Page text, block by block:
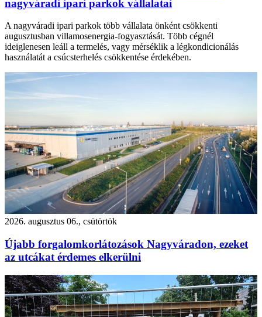
nagyváradi ipari parkok vállalatai
A nagyváradi ipari parkok több vállalata önként csökkenti
augusztusban villamosenergia-fogyasztását. Több cégnél
ideiglenesen leáll a termelés, vagy mérséklik a légkondicionálás
használatát a csúcsterhelés csökkentése érdekében.
2026. augusztus 06., csütörtök
Újabb forgalomkorlátozások Nagyváradon, ezeket
az utcákat érdemes elkerülni